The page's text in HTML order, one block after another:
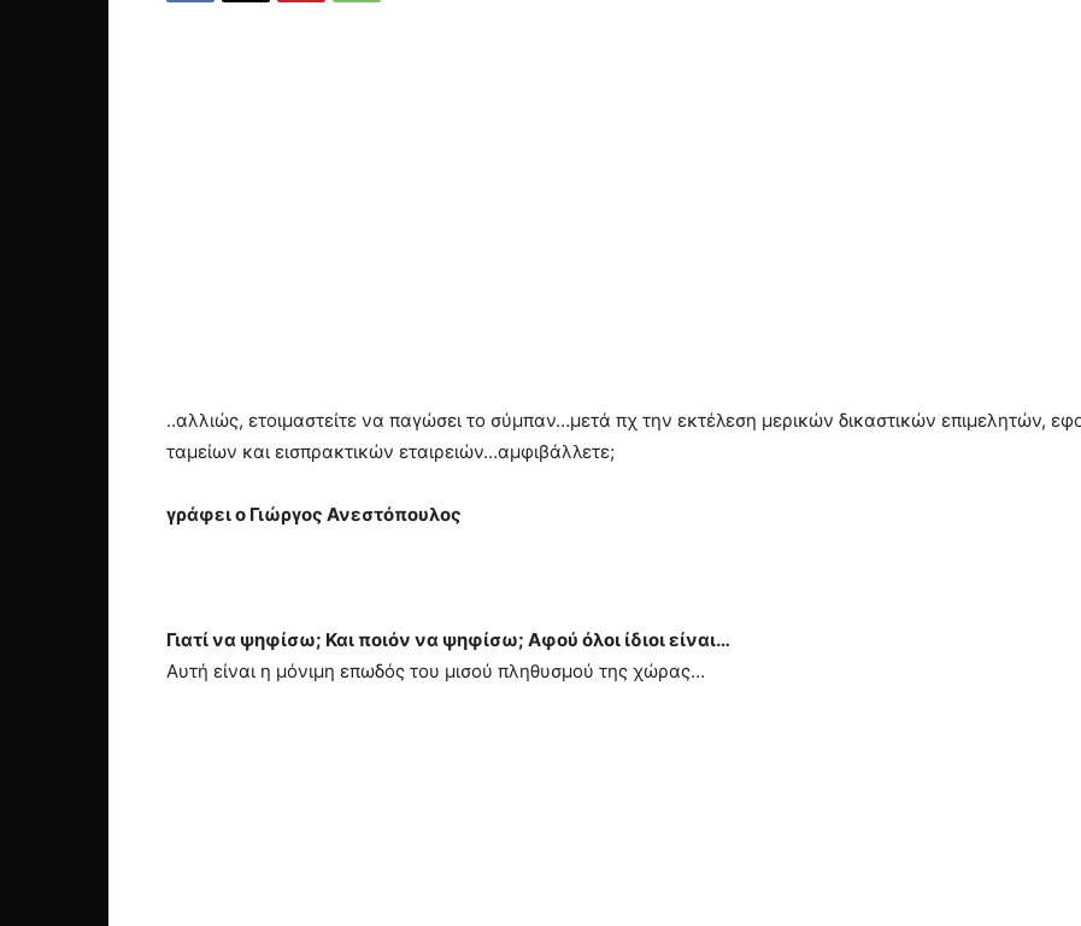
..αλλιώς, ετοιμαστείτε να παγώσει το σύμπαν…μετά πχ την εκτέλεση μερικών δικαστικών επιμελητών,
ταμείων και εισπρακτικών εταιρειών…αμφιβάλλετε;
γράφει ο Γιώργος Ανεστόπουλος
Γιατί να ψηφίσω; Και ποιόν να ψηφίσω; Αφού όλοι ίδιοι είναι…
Αυτή είναι η μόνιμη επωδός του μισού πληθυσμού της χώρας…